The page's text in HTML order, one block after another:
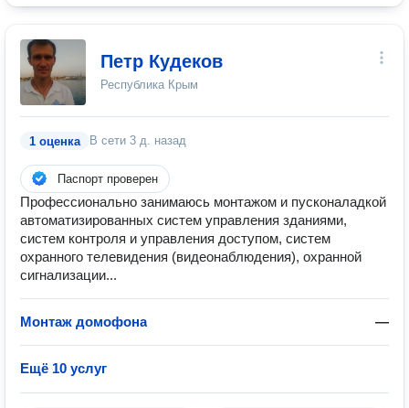
Петр Кудеков
Республика Крым
1 оценка В сети 3 д. назад
Паспорт проверен
Профессионально занимаюсь монтажом и пусконаладкой
автоматизированных систем управления зданиями,
систем контроля и управления доступом, систем
охранного телевидения (видеонаблюдения), охранной
сигнализации...
Монтаж домофона —
Ещё 10 услуг